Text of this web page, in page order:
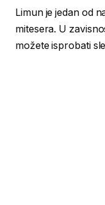
Limun je jedan od
mitesera. U
možete isprobati